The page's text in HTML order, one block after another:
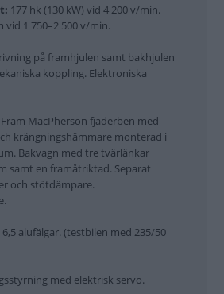
177 hk (130 kW) vid 4 200 v/min.
1 750–2 500 v/min.
på framhjulen samt bakhjulen
koppling. Elektroniska
Fram MacPherson fjäderben med
krängningshämmare monterad i
Bakvagn med tre tvärlänkar
samt en framåtriktad. Separat
och stötdämpare.
6,5 alufälgar. (testbilen med 235/50
med elektrisk servo.